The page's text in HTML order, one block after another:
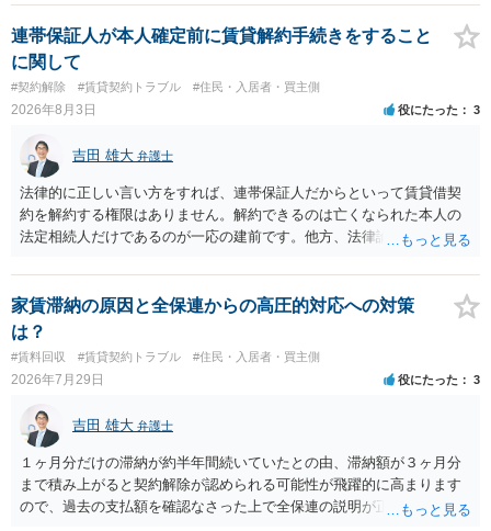
連帯保証人が本人確定前に賃貸解約手続きをすること
に関して
#契約解除 #賃貸契約トラブル #住民・入居者・買主側
2026年8月3日 役にたった 3
吉田 雄大 弁護士
法律的に正しい言い方をすれば、連帯保証人だからといって賃貸借契
約を解約する権限はありません。解約できるのは亡くなられた本人の
法定相続人だけであるのが一応の建前です。他方、法律論はさてお
する動機づけがなくなります。 今回進められつつある手続はあくまで
も、建物を賃貸人に一日も早く明け渡すための便宜的方法として理解
するのが良いと思います。またその方法で進めた方が、連帯保証人で
あるお知り合いさんにとっても、自身の経済的負担を最小限に食い止
められるため望ましいやり方だといえます。
家賃滞納の原因と全保連からの高圧的対応への対策
は？
#賃料回収 #賃貸契約トラブル #住民・入居者・買主側
2026年7月29日 役にたった 3
吉田 雄大 弁護士
１ヶ月分だけの滞納が約半年間続いていたとの由、滞納額が３ヶ月分
まで積み上がると契約解除が認められる可能性が飛躍的に高まります
ので、過去の支払額を確認なさった上で全保連の説明が正しければ、